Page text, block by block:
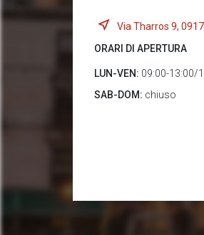
Via Tharros 9,
ORARI DI APERTURA
LUN-VEN: 09:00-13:00/
SAB-DOM: chiuso